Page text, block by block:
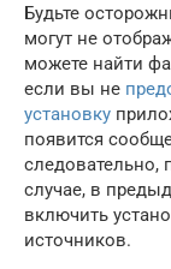
Будьте
могут не
можете найти
если вы не
установку
появится
следовательно,
случае, в
включить
источников.